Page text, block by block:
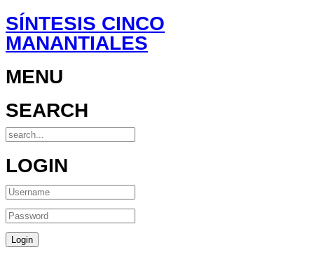
SÍNTESIS CINCO
MANANTIALES
MENU
SEARCH
LOGIN